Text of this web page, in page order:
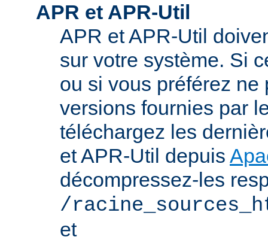
APR et APR-Util
APR et APR-Util
sur votre système. Si
ou si vous préférez ne
versions fournies par
téléchargez les
et APR-Util depuis
décompressez-les
/
et